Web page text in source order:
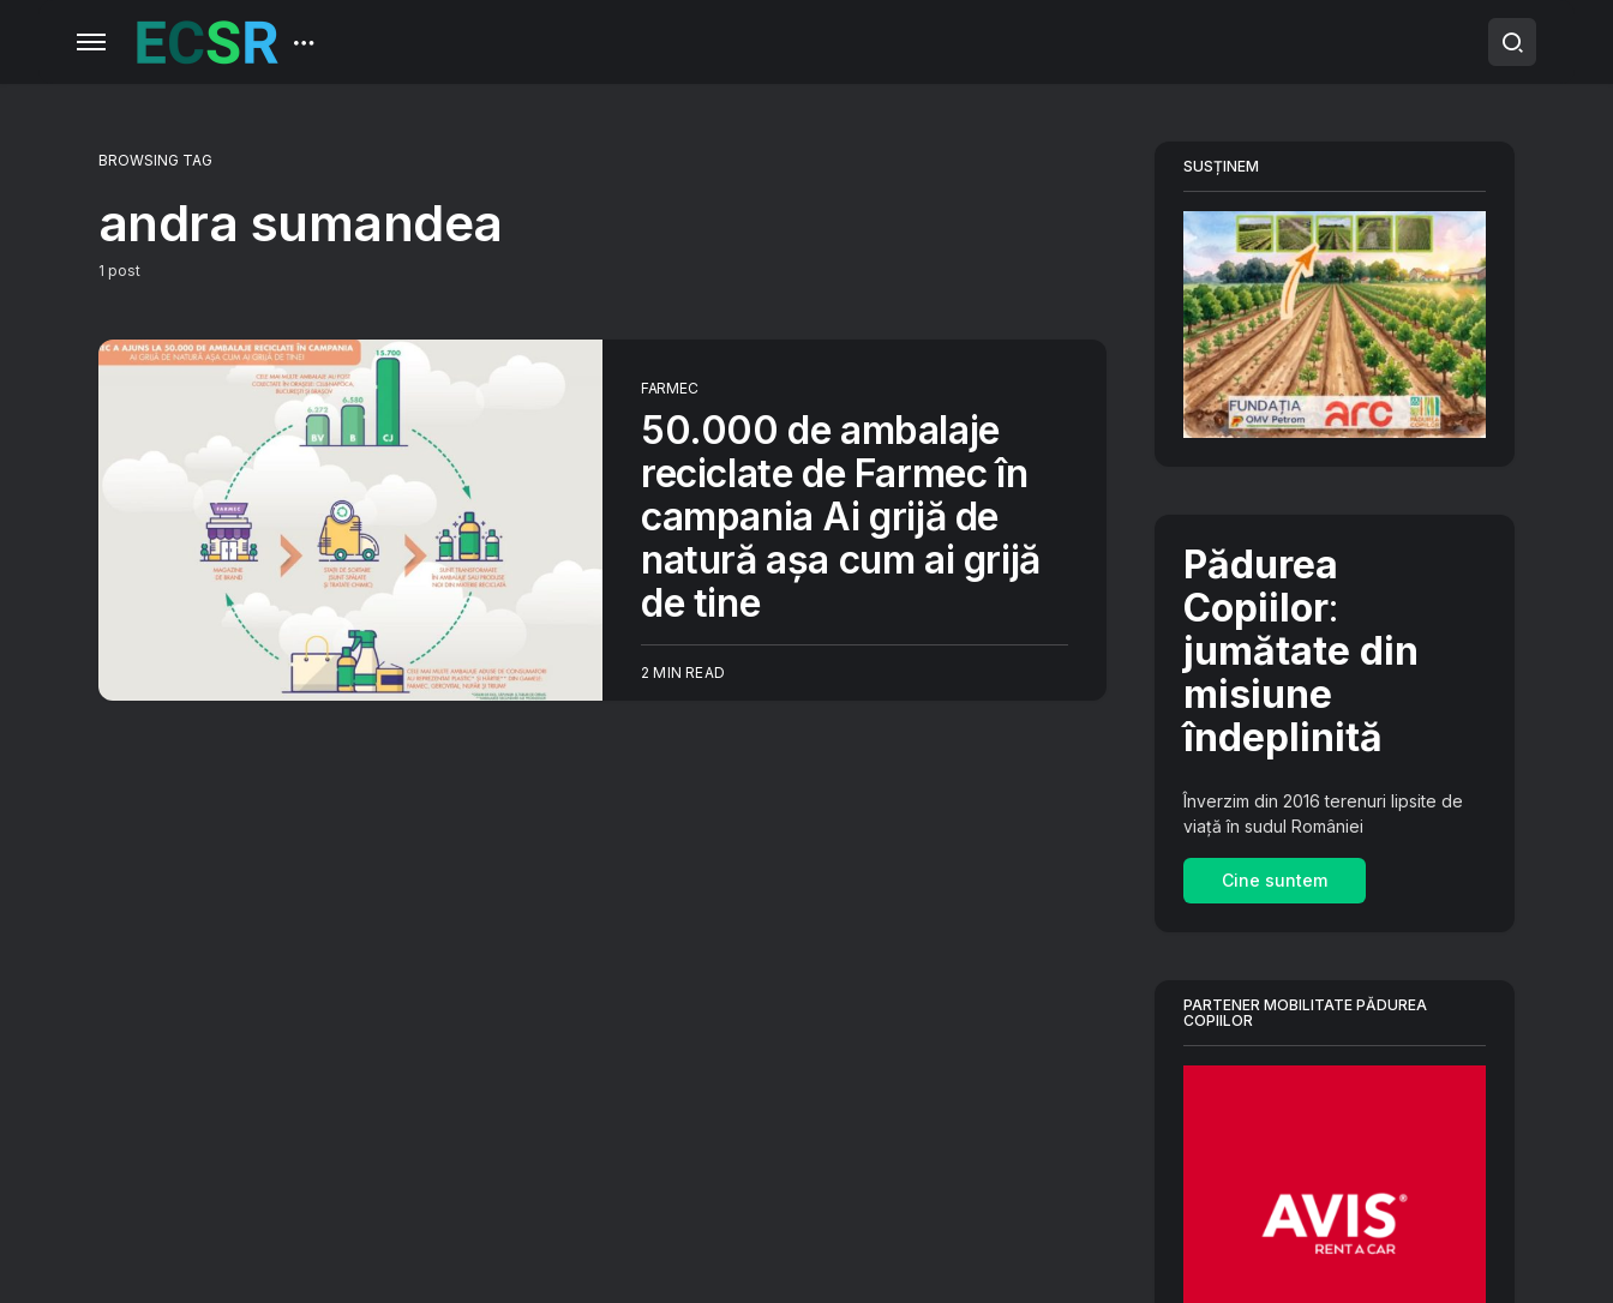
BROWSING TAG
andra sumandea
1 post
FARMEC
50.000 de ambalaje
reciclate de Farmec în
campania Ai grijă de
natură așa cum ai grijă
de tine
2 MIN READ
SUSȚINEM
Pădurea
Copiilor:
jumătate din
misiune
îndeplinită
Înverzim din 2016 terenuri lipsite de
viață în sudul României
Cine suntem
PARTENER MOBILITATE PĂDUREA
COPIILOR